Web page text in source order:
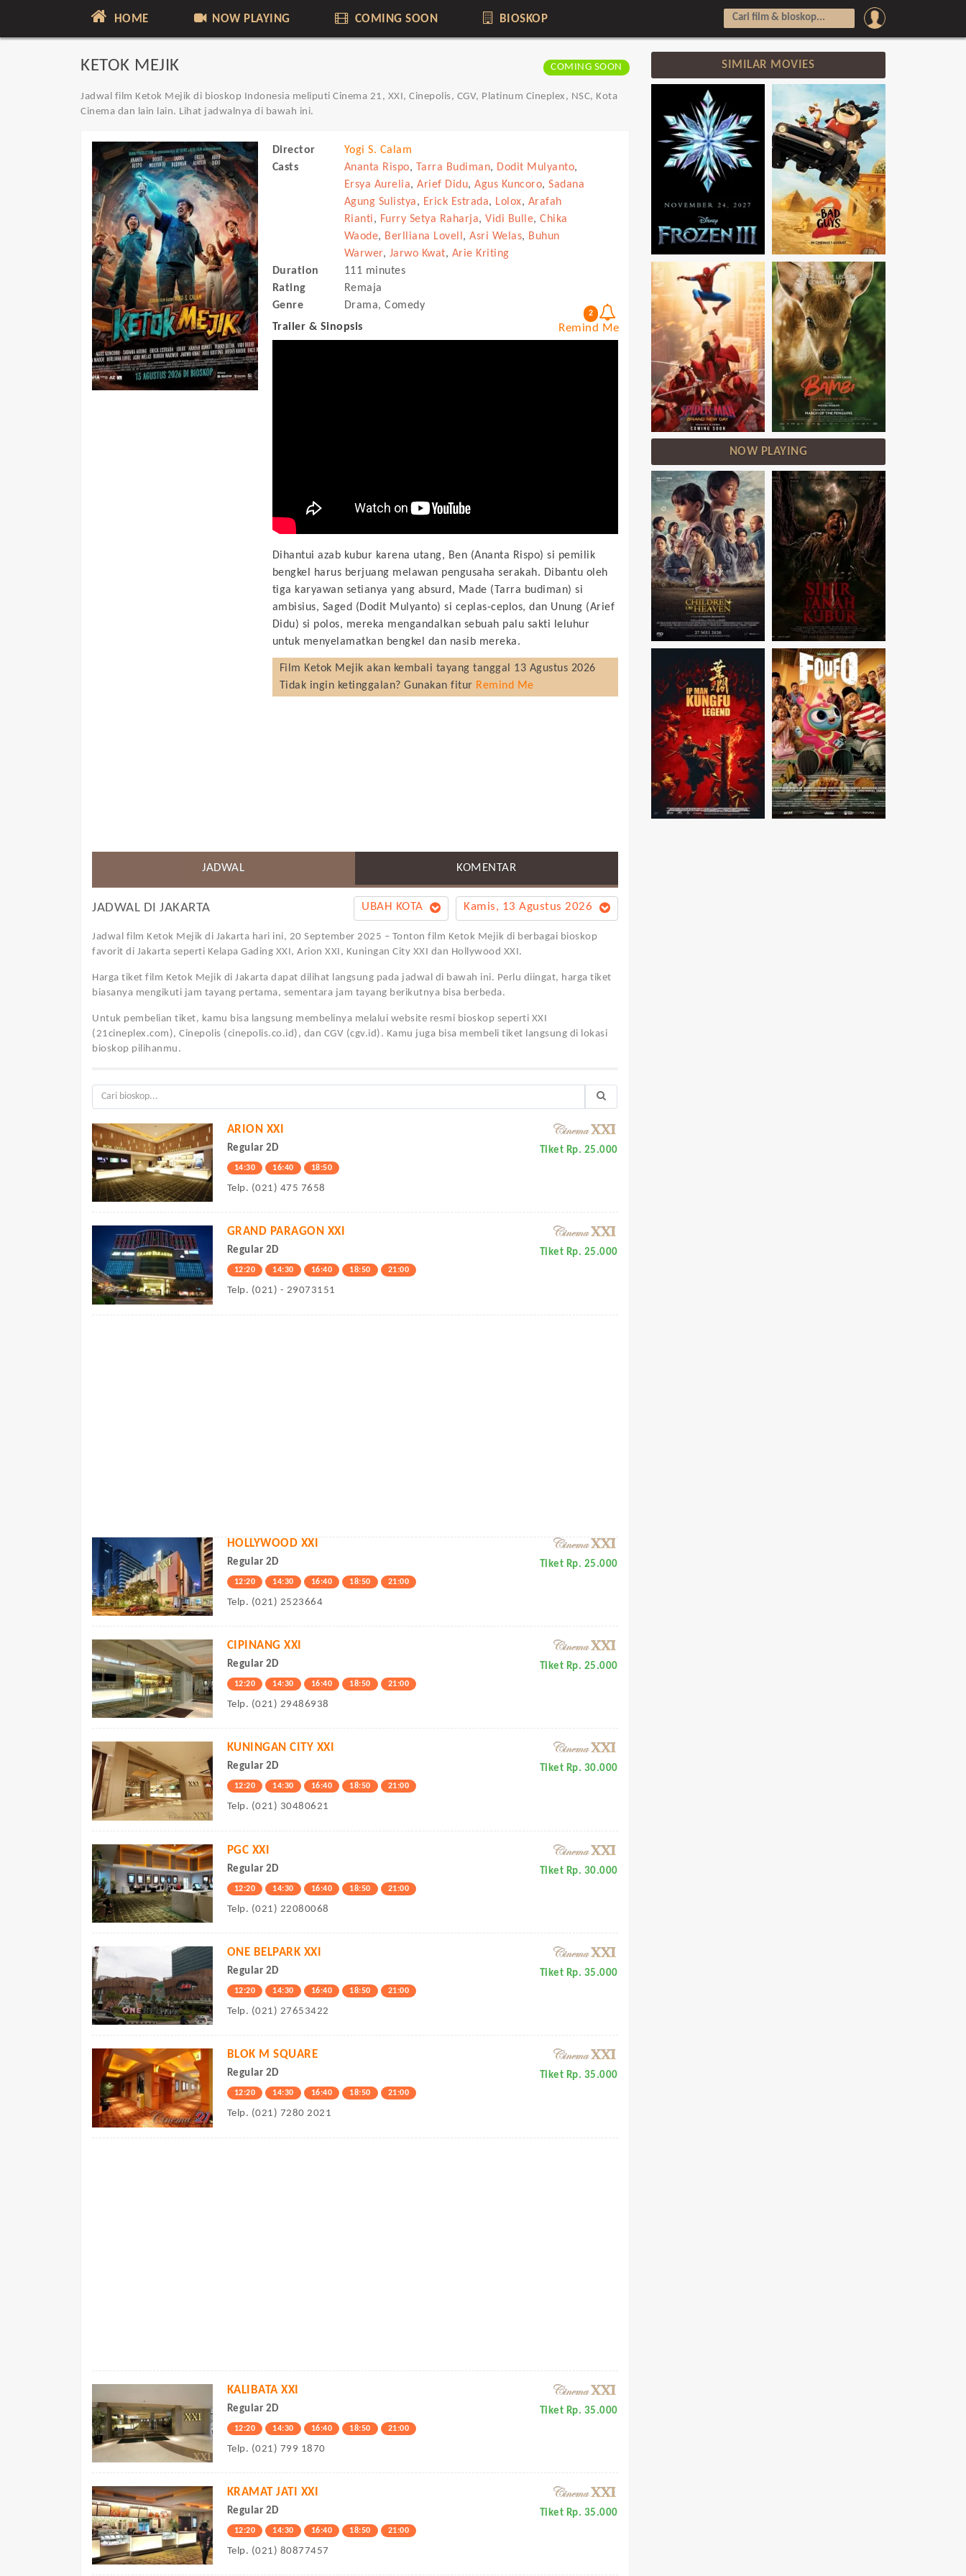
HOME NOW PLAYING COMING SOON BIOSKOP
KETOK MEJIK COMING SOON
Jadwal film Ketok Mejik di bioskop Indonesia meliputi Cinema 21, XXI, Cinepolis, CGV, Platinum Cineplex, NSC, Kota
Cinema dan lain lain. Lihat jadwalnya di bawah ini.
Director
Yogi S. Calam
Casts
Ananta Rispo, Tarra Budiman, Dodit Mulyanto,
Ersya Aurelia, Arief Didu, Agus Kuncoro, Sadana
Agung Sulistya, Erick Estrada, Lolox, Arafah
Rianti, Furry Setya Raharja, Vidi Bulle, Chika
Waode, Berlliana Lovell , Asri Welas, Buhun
Warwer, Jarwo Kwat, Arie Kriting
Duration
111 minutes
Rating
Remaja
Genre
Drama, Comedy
2
Remind Me
Trailer & Sinopsis
Dihantui azab kubur karena utang, Ben (Ananta Rispo) si pemilik
bengkel harus berjuang melawan pengusaha serakah. Dibantu oleh
tiga karyawan setianya yang absurd, Made (Tarra budiman) si
ambisius, Saged (Dodit Mulyanto) si ceplas-ceplos, dan Unung (Arief
Didu) si polos, mereka mengandalkan sebuah palu sakti leluhur
untuk menyelamatkan bengkel dan nasib mereka.
Film Ketok Mejik akan kembali tayang tanggal 13 Agustus 2026
Tidak ingin ketinggalan? Gunakan fitur Remind Me
JADWAL KOMENTAR
JADWAL DI JAKARTA Kamis, 13 Agustus 2026
UBAH KOTA
Jadwal film Ketok Mejik di Jakarta hari ini, 20 September 2025 – Tonton film Ketok Mejik di berbagai bioskop
favorit di Jakarta seperti Kelapa Gading XXI, Arion XXI, Kuningan City XXI dan Hollywood XXI.
Harga tiket film Ketok Mejik di Jakarta dapat dilihat langsung pada jadwal di bawah ini. Perlu diingat, harga tiket
biasanya mengikuti jam tayang pertama, sementara jam tayang berikutnya bisa berbeda.
Untuk pembelian tiket, kamu bisa langsung membelinya melalui website resmi bioskop seperti XXI
(21cineplex.com), Cinepolis (cinepolis.co.id), dan CGV (cgv.id). Kamu juga bisa membeli tiket langsung di lokasi
bioskop pilihanmu.
ARION XXI
Regular 2D Tiket Rp. 25.000
14:30 16:40 18:50
Telp. (021) 475 7658
GRAND PARAGON XXI
Regular 2D Tiket Rp. 25.000
12:20 14:30 16:40 18:50 21:00
Telp. (021) - 29073151
HOLLYWOOD XXI
Regular 2D Tiket Rp. 25.000
12:20 14:30 16:40 18:50 21:00
Telp. (021) 2523664
CIPINANG XXI
Regular 2D Tiket Rp. 25.000
12:20 14:30 16:40 18:50 21:00
Telp. (021) 29486938
KUNINGAN CITY XXI
Regular 2D Tiket Rp. 30.000
12:20 14:30 16:40 18:50 21:00
Telp. (021) 30480621
PGC XXI
Regular 2D Tiket Rp. 30.000
12:20 14:30 16:40 18:50 21:00
Telp. (021) 22080068
ONE BELPARK XXI
Regular 2D Tiket Rp. 35.000
12:20 14:30 16:40 18:50 21:00
Telp. (021) 27653422
BLOK M SQUARE
Regular 2D Tiket Rp. 35.000
12:20 14:30 16:40 18:50 21:00
Telp. (021) 7280 2021
KALIBATA XXI
Regular 2D Tiket Rp. 35.000
12:20 14:30 16:40 18:50 21:00
Telp. (021) 799 1870
KRAMAT JATI XXI
Regular 2D Tiket Rp. 35.000
12:20 14:30 16:40 18:50 21:00
Telp. (021) 80877457
SIMILAR MOVIES
NOW PLAYING